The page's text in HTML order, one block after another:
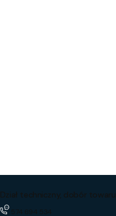
Dział techniczny, dobór towaru
574 694 534